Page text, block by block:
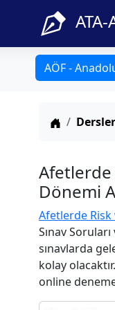
ATA-
AÖF -
Anasayfa
Dersler
Afetlerde
Dönemi
Afetlerde
Sınav
sınavlarda
kolay
online